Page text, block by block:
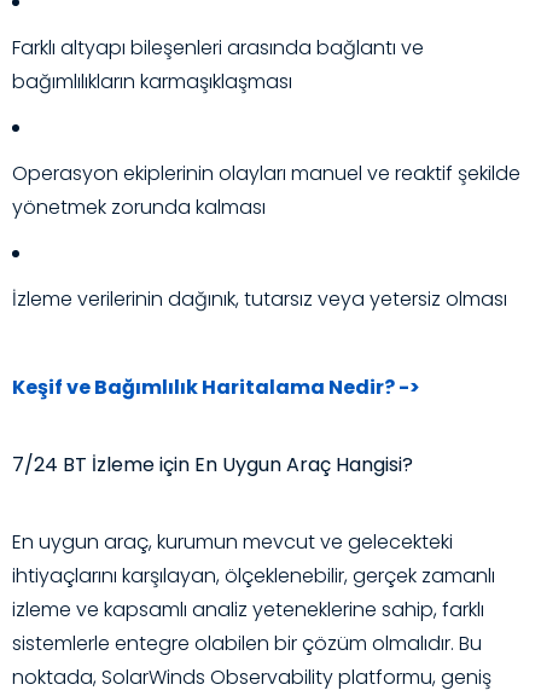
Farklı altyapı bileşenleri arasında bağlantı ve
bağımlılıkların karmaşıklaşması
Operasyon ekiplerinin olayları manuel ve reaktif şekilde
yönetmek zorunda kalması
İzleme verilerinin dağınık, tutarsız veya yetersiz olması
Keşif ve Bağımlılık Haritalama Nedir? ->
7/24 BT İzleme için En Uygun Araç Hangisi?
En uygun araç, kurumun mevcut ve gelecekteki
ihtiyaçlarını karşılayan, ölçeklenebilir, gerçek zamanlı
izleme ve kapsamlı analiz yeteneklerine sahip, farklı
sistemlerle entegre olabilen bir çözüm olmalıdır. Bu
noktada, SolarWinds Observability platformu, geniş